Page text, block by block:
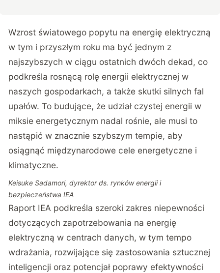
Wzrost światowego popytu na energię elektryczną
w tym i przyszłym roku ma być jednym z
najszybszych w ciągu ostatnich dwóch dekad, co
podkreśla rosnącą rolę energii elektrycznej w
naszych gospodarkach, a także skutki silnych fal
upałów. To budujące, że udział czystej energii w
miksie energetycznym nadal rośnie, ale musi to
nastąpić w znacznie szybszym tempie, aby
osiągnąć międzynarodowe cele energetyczne i
klimatyczne.
Keisuke Sadamori, dyrektor ds. rynków energii i
bezpieczeństwa IEA
Raport IEA podkreśla szeroki zakres niepewności
dotyczących zapotrzebowania na energię
elektryczną w centrach danych, w tym tempo
wdrażania, rozwijające się zastosowania sztucznej
inteligencji oraz potencjał poprawy efektywności